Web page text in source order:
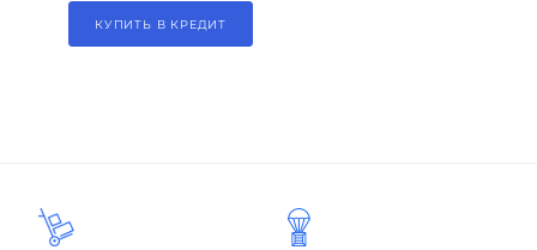
КУПИТЬ В КРЕДИТ